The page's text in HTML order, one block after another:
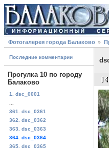
Фотогалерея города Балаково
Последние комментарии
Прогулка 10 по городу
Балаково
1. dsc_0001
361. dsc_0361
362. dsc_0362
363. dsc_0363
364. dsc_0364
365. dsc_0365